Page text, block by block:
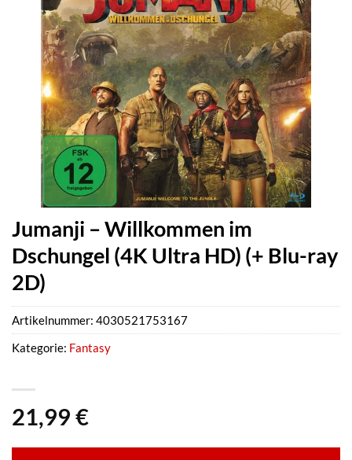
Jumanji – Willkommen im
Dschungel (4K Ultra HD) (+ Blu-ray
2D)
21,99 €
Artikelnummer: 4030521753167
Kategorie: Fantasy